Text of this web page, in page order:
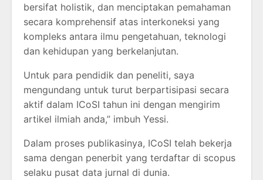
bersifat holistik, dan menciptakan pemahaman
secara komprehensif atas interkoneksi yang
kompleks antara ilmu pengetahuan, teknologi
dan kehidupan yang berkelanjutan.
Untuk para pendidik dan peneliti, saya
mengundang untuk turut berpartisipasi secara
aktif dalam ICoSI tahun ini dengan mengirim
artikel ilmiah anda,” imbuh Yessi.
Dalam proses publikasinya, ICoSI telah bekerja
sama dengan penerbit yang terdaftar di scopus
selaku pusat data jurnal di dunia.